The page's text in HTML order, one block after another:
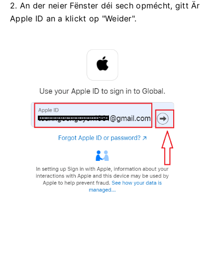
2. An der neier Fënster déi sech opmécht, gitt Är
Apple ID an a klickt op "Weider".